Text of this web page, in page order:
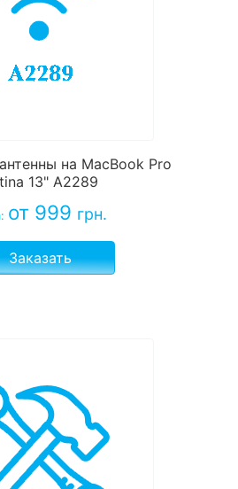
на MacBook Pro
13" A2289
от 999 грн.
Заказать